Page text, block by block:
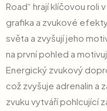
Road“ hrají klíčovou roli
grafika a zvukové
světa a zvyšují jeho
na první pohled a
Energický zvukový
což zvyšuje adrenalin a
zvuku vytváří pohlcující